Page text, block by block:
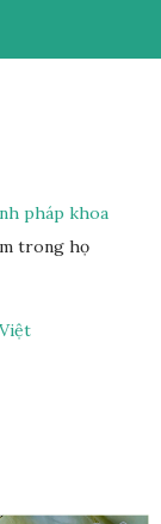
pháp khoa
trong họ